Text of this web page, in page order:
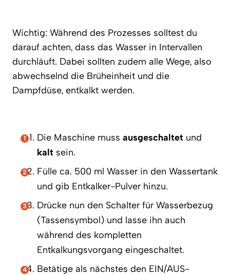
Wichtig: Während des Prozesses solltest du
darauf achten, dass das Wasser in Intervallen
durchläuft. Dabei sollten zudem alle Wege, also
abwechselnd die Brüheinheit und die
Dampfdüse, entkalkt werden.
Die Maschine muss ausgeschaltet und
kalt sein.
Fülle ca. 500 ml Wasser in den Wassertank
und gib Entkalker-Pulver hinzu.
Drücke nun den Schalter für Wasserbezug
(Tassensymbol) und lasse ihn auch
während des kompletten
Entkalkungsvorgang eingeschaltet.
Betätige als nächstes den EIN/AUS-